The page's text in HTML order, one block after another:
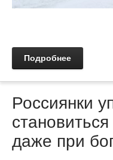
Подробнее
Россиянки
даже при